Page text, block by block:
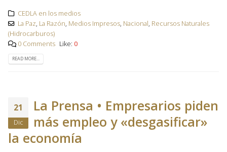
CEDLA en los medios
La Paz, La Razón, Medios Impresos, Nacional, Recursos Naturales
(Hidrocarburos)
0 Comments Like: 0
READ MORE...
21
Dic
La Prensa • Empresarios piden
más empleo y «desgasificar»
la economía